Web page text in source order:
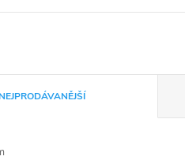
NEJPRODÁVANĚJŠÍ